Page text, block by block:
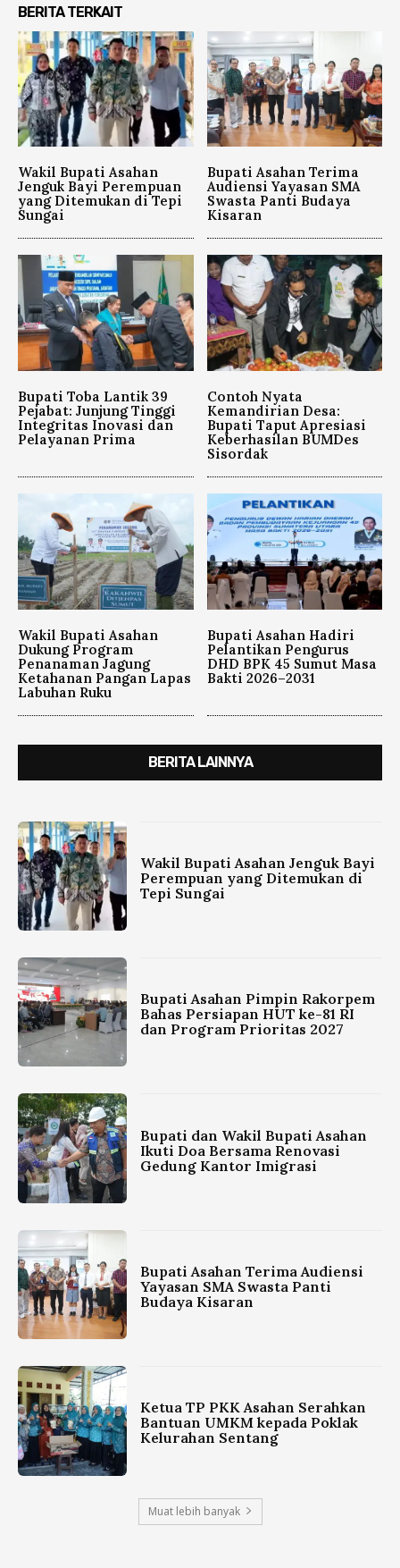
BERITA TERKAIT
Wakil Bupati Asahan
Jenguk Bayi Perempuan
yang Ditemukan di Tepi
Sungai
Bupati Asahan Terima
Audiensi Yayasan SMA
Swasta Panti Budaya
Kisaran
Bupati Toba Lantik 39
Pejabat: Junjung Tinggi
Integritas Inovasi dan
Pelayanan Prima
Contoh Nyata
Kemandirian Desa:
Bupati Taput Apresiasi
Keberhasilan BUMDes
Sisordak
Wakil Bupati Asahan
Dukung Program
Penanaman Jagung
Ketahanan Pangan Lapas
Labuhan Ruku
Bupati Asahan Hadiri
Pelantikan Pengurus
DHD BPK 45 Sumut Masa
Bakti 2026–2031
BERITA LAINNYA
Wakil Bupati Asahan Jenguk Bayi
Perempuan yang Ditemukan di
Tepi Sungai
Bupati Asahan Pimpin Rakorpem
Bahas Persiapan HUT ke-81 RI
dan Program Prioritas 2027
Bupati dan Wakil Bupati Asahan
Ikuti Doa Bersama Renovasi
Gedung Kantor Imigrasi
Bupati Asahan Terima Audiensi
Yayasan SMA Swasta Panti
Budaya Kisaran
Ketua TP PKK Asahan Serahkan
Bantuan UMKM kepada Poklak
Kelurahan Sentang
Muat lebih banyak